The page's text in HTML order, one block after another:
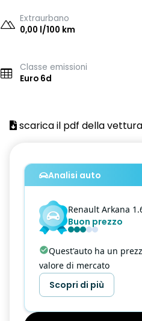
Extraurbano
0,00 l/100 km
Classe emissioni
Euro 6d
scarica il pdf della vettura
Analisi auto
Renault Arkana
Buon prezzo
Quest'auto ha un
valore di mercato
Scopri di più